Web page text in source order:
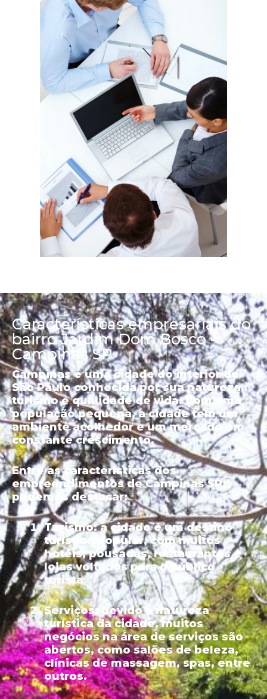
Características empresariais do
bairro Jardim Dom Bosco -
Campinas SP
Campinas é uma cidade do interior de
São Paulo conhecida por sua natureza,
turismo e qualidade de vida. Com uma
população pequena, a cidade tem um
ambiente acolhedor e um mercado em
constante crescimento.
Entre as características dos
empreendimentos de Campinas SP,
podemos destacar:
Turismo:a cidade é um destino
turístico popular, com muitos
hotéis, pousadas, restaurantes e
lojas voltados para o público
turista.
Serviços: devido à natureza
turística da cidade, muitos
negócios na área de serviços são
abertos, como salões de beleza,
clínicas de massagem, spas, entre
outros.